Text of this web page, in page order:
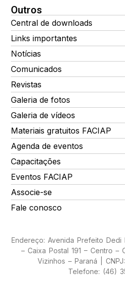
Outros
Central de downloads
Links importantes
Notícias
Comunicados
Revistas
Galeria de fotos
Galeria de vídeos
Materiais gratuitos FACIAP
Agenda de eventos
Capacitações
Eventos FACIAP
Associe-se
Fale conosco
Endereço: Avenida Prefeito Dedi
– Caixa Postal 191 – Centro –
Vizinhos – Paraná |
Telefone: (46)